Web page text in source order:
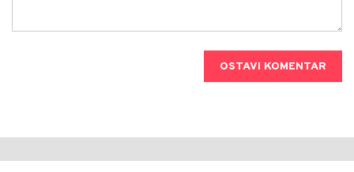
OSTAVI KOMENTAR